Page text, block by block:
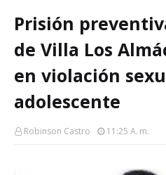
Prisión
de Villa Los
en violación
adolescente
Robinson Castro 11:25 A. M.